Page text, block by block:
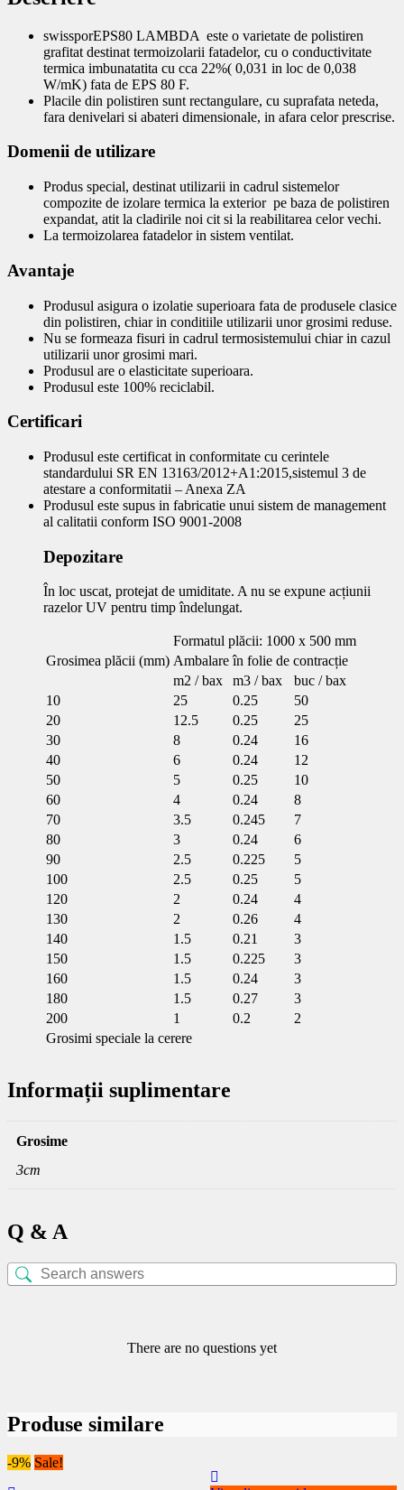
swissporEPS80 LAMBDA este o varietate de polistiren
grafitat destinat termoizolarii fatadelor, cu o conductivitate
termica imbunatatita cu cca 22%( 0,031 in loc de 0,038
W/mK) fata de EPS 80 F.
Placile din polistiren sunt rectangulare, cu suprafata neteda,
fara denivelari si abateri dimensionale, in afara celor prescrise.
Domenii de utilizare
Produs special, destinat utilizarii in cadrul sistemelor
compozite de izolare termica la exterior pe baza de polistiren
expandat, atit la cladirile noi cit si la reabilitarea celor vechi.
La termoizolarea fatadelor in sistem ventilat.
Avantaje
Produsul asigura o izolatie superioara fata de produsele clasice
din polistiren, chiar in conditiile utilizarii unor grosimi reduse.
Nu se formeaza fisuri in cadrul termosistemului chiar in cazul
utilizarii unor grosimi mari.
Produsul are o elasticitate superioara.
Produsul este 100% reciclabil.
Certificari
Produsul este certificat in conformitate cu cerintele
standardului SR EN 13163/2012+A1:2015,sistemul 3 de
atestare a conformitatii – Anexa ZA
Produsul este supus in fabricatie unui sistem de management
al calitatii conform ISO 9001-2008
Depozitare
În loc uscat, protejat de umiditate. A nu se expune acțiunii
razelor UV pentru timp îndelungat.
Grosimea plăcii (mm)
Formatul plăcii: 1000 x 500 mm
Ambalare în folie de contracție
m2 / bax
m3 / bax
buc / bax
10
25 0.25
50
20
12.5 0.25
25
30
8 0.24
16
40
6 0.24
12
50
5 0.25
10
60
4 0.24
8
70
3.5 0.245
7
80
3 0.24
6
90
2.5 0.225
5
100
2.5 0.25
5
120
2 0.24
4
130
2 0.26
4
140
1.5 0.21
3
150
1.5 0.225
3
160
1.5 0.24
3
180
1.5 0.27
3
200
1 0.2
2
Grosimi speciale la cerere
Informații suplimentare
Grosime
3cm
Q & A
There are no questions yet
Produse similare
-9% Sale!